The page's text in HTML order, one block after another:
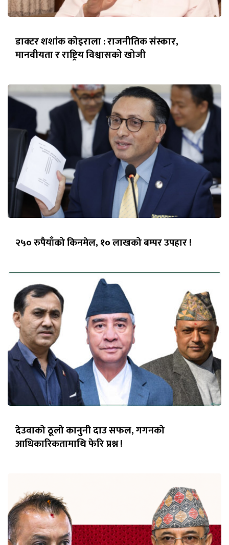
डाक्टर शशांक कोइराला : राजनीतिक संस्कार,
मानवीयता र राष्ट्रिय विश्वासको खोजी
२५० रुपैयाँको किनमेल, १० लाखको बम्पर उपहार !
देउवाको ठूलो कानुनी दाउ सफल, गगनको
आधिकारिकतामाथि फेरि प्रश्न !